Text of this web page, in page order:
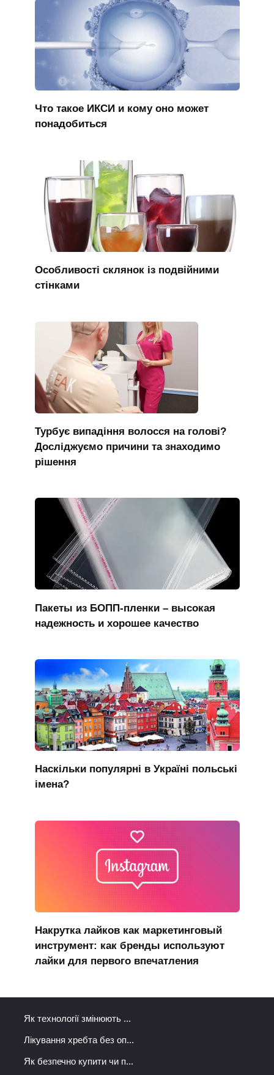
Что такое ИКСИ и кому оно может
понадобиться
Особливості склянок із подвійними
стінками
Турбує випадіння волосся на голові?
Досліджуємо причини та знаходимо
рішення
Пакеты из БОПП-пленки – высокая
надежность и хорошее качество
Наскільки популярні в Україні польські
імена?
Накрутка лайков как маркетинговый
инструмент: как бренды используют
лайки для первого впечатления
Як технології змінюють ...
Лікування хребта без оп...
Як безпечно купити чи п...